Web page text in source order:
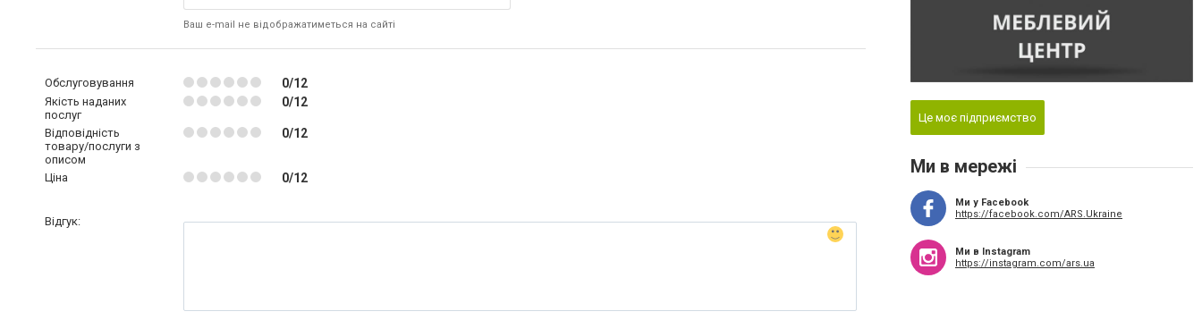
Ваш e-mail не відображатиметься на сайті
Обслуговування 0/12
Якість наданих
послуг
0/12
Відповідність
товару/послуги з
описом
0/12
Ціна 0/12
Відгук:
Це моє підприємство
Ми в мережі
Ми у Facebook
https://facebook.com/ARS.Ukraine
Ми в Instagram
https://instagram.com/ars.ua